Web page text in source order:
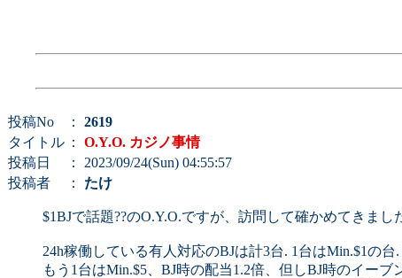
投稿No ： 2619
タイトル ： O.Y.O. カジノ事情
投稿日
： 2023/09/24(Sun) 04:55:57
投稿者
： たけ
$1BJで話題??のO.Y.O.ですが、訪問して確かめてきまし
24h稼働している有人対応のBJは計3台. 1台はMin.$1の
もう1台はMin.$5、BJ時の配当1.2倍、但しBJ時のイー